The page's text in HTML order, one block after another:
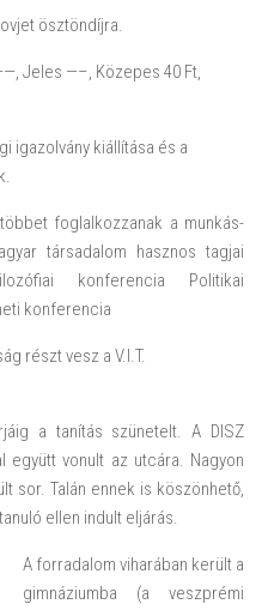
ösztöndíjra.
Jeles —–, Közepes 40 Ft,
igazolvány kiállítása és a
foglalkozzanak a munkás-
társadalom hasznos tagjai
konferencia Politikai
konferencia
részt vesz a V.I.T.
a tanítás szünetelt. A DISZ
együtt vonult az utcára. Nagyon
sor. Talán ennek is köszönhető,
ellen indult eljárás.
A forradalom viharában került a
gimnáziumba (a veszprémi